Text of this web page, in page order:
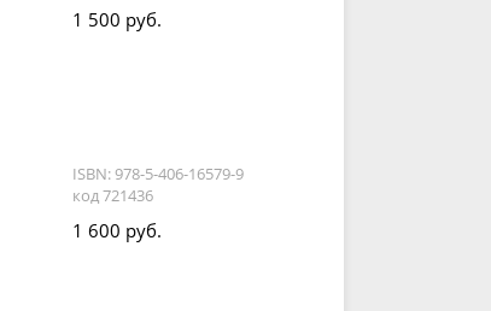
1 500 руб.
ISBN: 978-5-406-16579-9
код 721436
1 600 руб.